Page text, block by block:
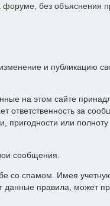
без объяснения
и публикацию
на этом сайте
ответственность за
пригодности или
сообщения.
со спамом. Имея
данные правила, может